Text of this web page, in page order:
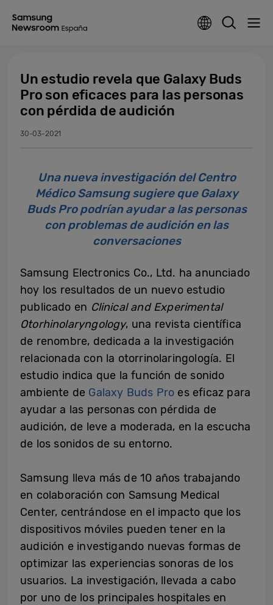
Un estudio revela que Galaxy Buds
Pro son eficaces para las personas
con pérdida de audición
30-03-2021
Una nueva investigación del Centro
Médico Samsung sugiere que Galaxy
Buds Pro podrían ayudar a las personas
con problemas de audición en las
conversaciones
Samsung Electronics Co., Ltd. ha anunciado
hoy los resultados de un nuevo estudio
publicado en Clinical and Experimental
Otorhinolaryngology, una revista científica
de renombre, dedicada a la investigación
relacionada con la otorrinolaringología. El
estudio indica que la función de sonido
ambiente de Galaxy Buds Pro es eficaz para
ayudar a las personas con pérdida de
audición, de leve a moderada, en la escucha
de los sonidos de su entorno.
Samsung lleva más de 10 años trabajando
en colaboración con Samsung Medical
Center, centrándose en el impacto que los
dispositivos móviles pueden tener en la
audición e investigando nuevas formas de
optimizar las experiencias sonoras de los
usuarios. La investigación, llevada a cabo
por uno de los principales hospitales en